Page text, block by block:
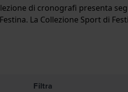
di cronografi presenta
La Collezione Sport di
Filtra